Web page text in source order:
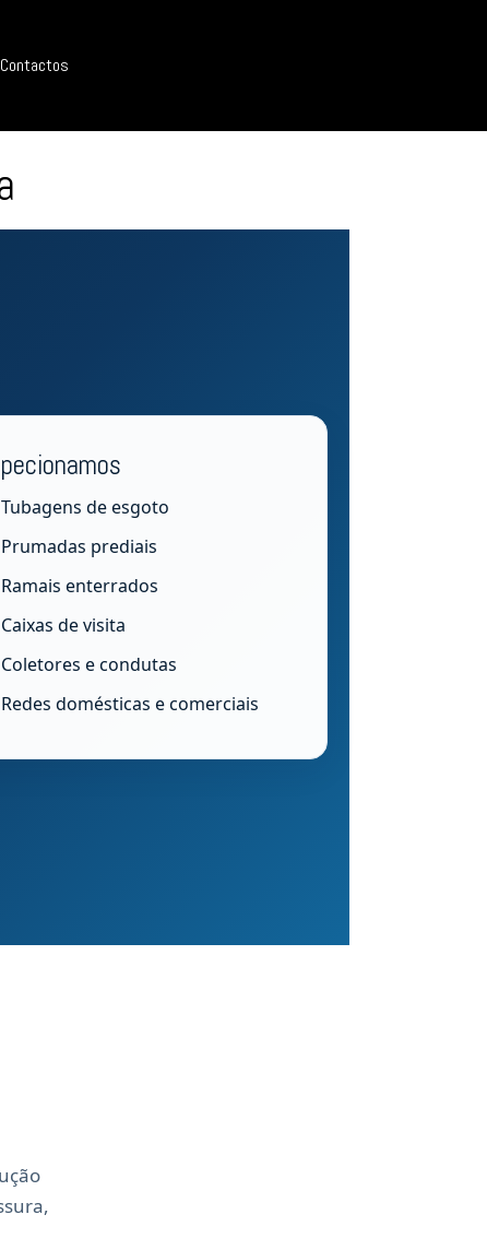
Contactos
Tubagens de esgoto
Prumadas prediais
Ramais enterrados
Caixas de visita
Coletores e condutas
Redes domésticas e comerciais